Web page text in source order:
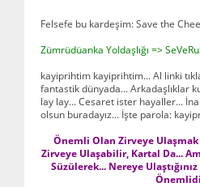
Felsefe bu kardeşim: Save the
Zümrüdüanka Yoldaşlığı =>
kayiprihtim kayiprihtim... Al linki
fantastik dünyada... Arkadaşlıklar
lay lay... Cesaret ister hayaller...
olsun buradayız... İşte parola:
Önemli Olan Zirveye Ulaşmak
Zirveye Ulaşabilir, Kartal Da...
Süzülerek... Nereye Ulaştığınız